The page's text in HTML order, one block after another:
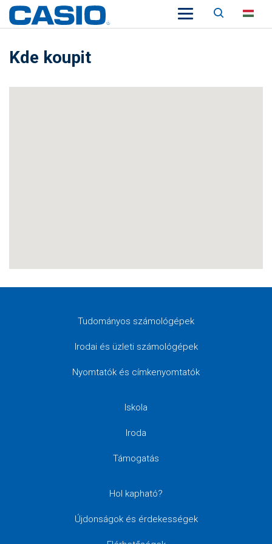
Keresés
Kde koupit
Tudományos számológépek
Irodai és üzleti számológépek
Nyomtatók és címkenyomtatók
Iskola
Iroda
Támogatás
Hol kapható?
Újdonságok és érdekességek